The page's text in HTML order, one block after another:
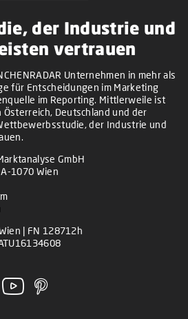
der Industrie und
vertrauen
Unternehmen in mehr als
für Entscheidungen im Marketing
im Reporting. Mittlerweile ist
Österreich, Deutschland und der
der Industrie und
GmbH
1070 Wien
| FN 128712h